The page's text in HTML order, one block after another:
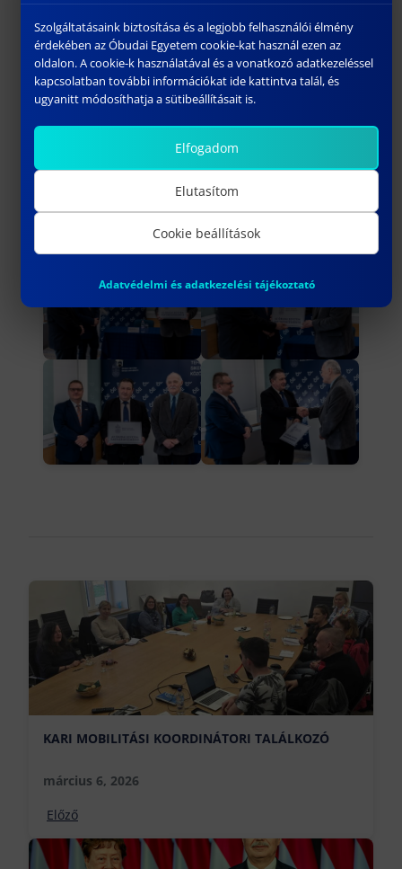
KARI MOBILITÁSI KOORDINÁTORI TALÁLKOZÓ
március 6, 2026
Előző
Szolgáltatásaink biztosítása és a legjobb felhasználói élmény
érdekében az Óbudai Egyetem cookie-kat használ ezen az
oldalon. A cookie-k használatával és a vonatkozó adatkezeléssel
kapcsolatban további információkat ide kattintva talál, és
ugyanitt módosíthatja a sütibeállításait is.
Elfogadom
Elutasítom
Cookie beállítások
Adatvédelmi és adatkezelési tájékoztató